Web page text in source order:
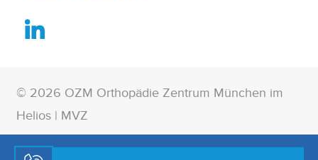
© 2026 OZM Orthopädie Zentrum München im
Helios | MVZ